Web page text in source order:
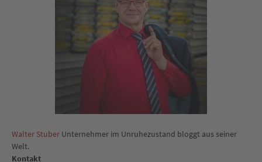
Walter Stuber Unternehmer im Unruhezustand bloggt aus seiner
Welt.
Kontakt